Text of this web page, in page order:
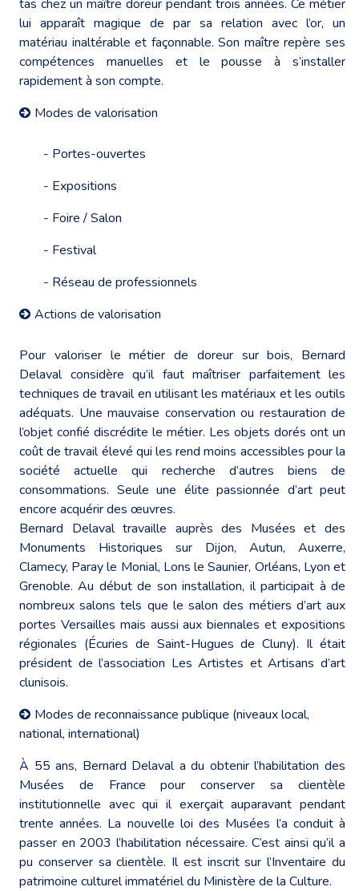
tas chez un maître doreur pendant trois années. Ce métier
lui apparaît magique de par sa relation avec l’or, un
matériau inaltérable et façonnable. Son maître repère ses
compétences manuelles et le pousse à s’installer
rapidement à son compte.
Modes de valorisation
- Portes-ouvertes
- Expositions
- Foire / Salon
- Festival
- Réseau de professionnels
Actions de valorisation
Pour valoriser le métier de doreur sur bois, Bernard
Delaval considère qu’il faut maîtriser parfaitement les
techniques de travail en utilisant les matériaux et les outils
adéquats. Une mauvaise conservation ou restauration de
l’objet confié discrédite le métier. Les objets dorés ont un
coût de travail élevé qui les rend moins accessibles pour la
société actuelle qui recherche d’autres biens de
consommations. Seule une élite passionnée d’art peut
encore acquérir des œuvres.
Bernard Delaval travaille auprès des Musées et des
Monuments Historiques sur Dijon, Autun, Auxerre,
Clamecy, Paray le Monial, Lons le Saunier, Orléans, Lyon et
Grenoble. Au début de son installation, il participait à de
nombreux salons tels que le salon des métiers d’art aux
portes Versailles mais aussi aux biennales et expositions
régionales (Écuries de Saint-Hugues de Cluny). Il était
président de l’association Les Artistes et Artisans d’art
clunisois.
Modes de reconnaissance publique (niveaux local,
national, international)
À 55 ans, Bernard Delaval a du obtenir l’habilitation des
Musées de France pour conserver sa clientèle
institutionnelle avec qui il exerçait auparavant pendant
trente années. La nouvelle loi des Musées l’a conduit à
passer en 2003 l’habilitation nécessaire. C’est ainsi qu’il a
pu conserver sa clientèle. Il est inscrit sur l’Inventaire du
patrimoine culturel immatériel du Ministère de la Culture.